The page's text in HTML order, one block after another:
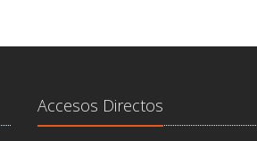
Accesos Directos